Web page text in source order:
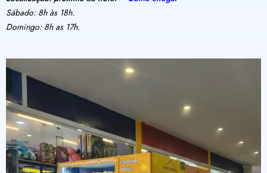
Sábado: 8h às 18h.
Domingo: 8h as 17h.